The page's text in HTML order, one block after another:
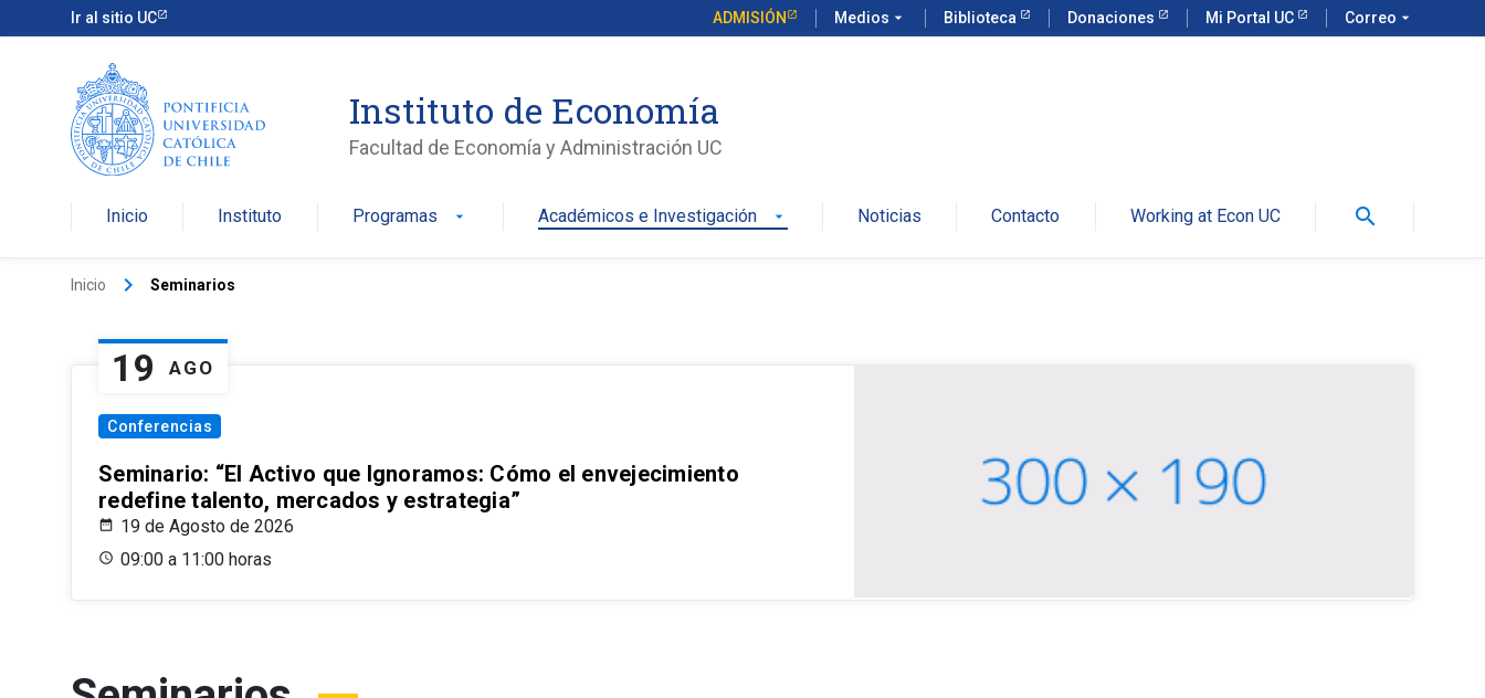
Ir al sitio UC ADMISIÓN Medios arrow_drop_down Biblioteca Donaciones Mi Portal UC Correo arrow_drop_down
Instituto de Economía
Facultad de Economía y Administración UC
Inicio Instituto Programas arrow_drop_down Académicos e Investigación arrow_drop_down Noticias Contacto Working at Econ UC search
Inicio keyboard_arrow_right Seminarios
19 AGO
Conferencias
Seminario: “El Activo que Ignoramos: Cómo el envejecimiento
redefine talento, mercados y estrategia”
19 de Agosto de 2026
09:00 a 11:00 horas